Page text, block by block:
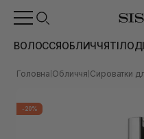
ВОЛОССЯОБЛИЧЧЯТІЛО
Головна Обличчя Сироватки
-20%